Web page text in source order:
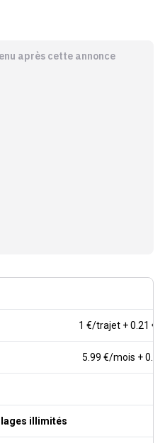
après cette annonce
1 €/trajet + 0.21 €/
5.99 €/mois +
illimités